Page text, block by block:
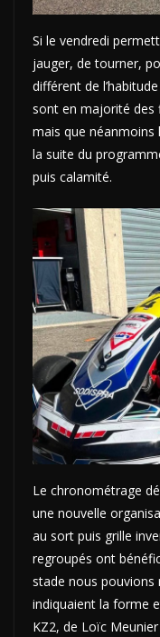
Si le vendredi
jauger, de tourner,
différent de
sont en majorité des
mais que néanmoins
la suite du
puis calamité.
Le chronométrage
une nouvelle
au sort puis grille
regroupés ont
stade nous pouvions
indiquaient la forme
KZ2, de Loïc